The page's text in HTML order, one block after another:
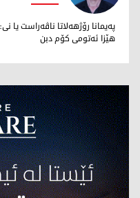
محەمەد تاهر زێبارى
پەیمانا رۆژهەلاتا ناڤەراست یا
هێزا ئەتومى کۆم دبن